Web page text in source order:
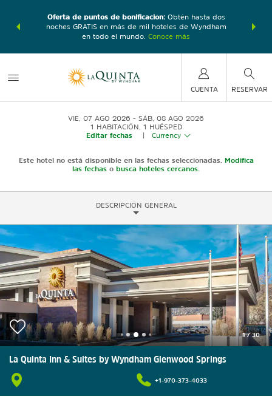
gana
total.
Oferta de puntos de bonificación: Obtén hasta dos
noches GRATIS en más de mil hoteles de Wyndham
en todo el mundo.Conoce más
puntos
CUENTA RESERVAR
VIE, 07 AGO 2026
SÁB, 08 AGO 2026
1 HABITACIÓN 1 HUÉSPED
Editar fechas
Currency
Este hotel no está disponible en las fechas seleccionadas. Modifica
las fechas o busca hoteles cercanos.
DESCRIPCIÓN GENERAL
1/30
La Quinta Inn & Suites by Wyndham Glenwood Springs
+1-970-373-4033